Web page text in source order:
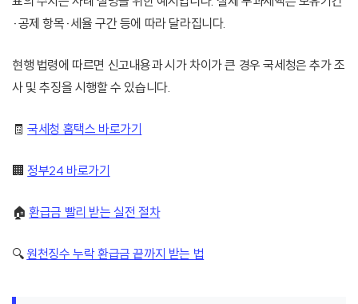
·공제 항목·세율 구간 등에 따라 달라집니다.
현행 법령에 따르면 신고내용과 시가 차이가 큰 경우 국세청은 추가 조
사 및 추징을 시행할 수 있습니다.
🧾국세청 홈택스 바로가기
🏢정부24 바로가기
🏠환급금 빨리 받는 실전 절차
🔍 원천징수 누락 환급금 끝까지 받는 법